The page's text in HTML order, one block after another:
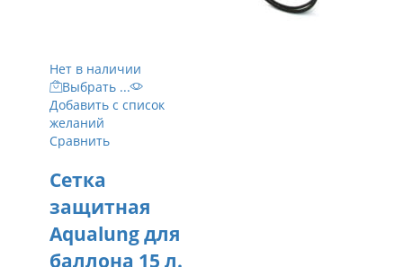
Нет в наличии
Выбрать ...
Добавить с список
желаний
Сравнить
Сетка
защитная
Aqualung для
баллона 15 л.